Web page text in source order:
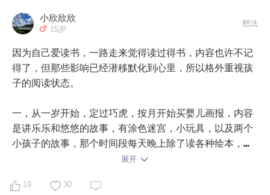
小欣欣欣
15岁
想法
因为自己爱读书，一路走来觉得读过得书，内容也许不记
得了，但那些影响已经潜移默化到心里，所以格外重视孩
子的阅读状态。
一，从一岁开始，定过巧虎，按月开始买婴儿画报，内容
是讲乐乐和悠悠的故事，有涂色迷宫，小玩具，以及两个
小孩子的故事，那个时间段每天晚上除了读各种绘本，都
慢慢进入幼儿园就换成了幼儿画报。
展开
19 30